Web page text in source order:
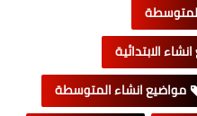
الابتدائية
مواضيع انشاء المتوسطة